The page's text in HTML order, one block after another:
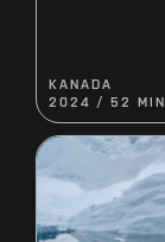
KANADA
2024 / 52 MIN.